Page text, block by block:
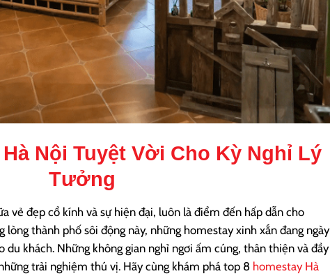
Nội Tuyệt Vời Cho Kỳ Nghỉ Lý
Tưởng
vẻ đẹp cổ kính và sự hiện đại, luôn là điểm đến hấp dẫn cho
lòng thành phố sôi động này, những homestay xinh xắn đang ngày
khách. Những không gian nghỉ ngơi ấm cúng, thân thiện và đầy
trải nghiệm thú vị. Hãy cùng khám phá top 8 homestay Hà